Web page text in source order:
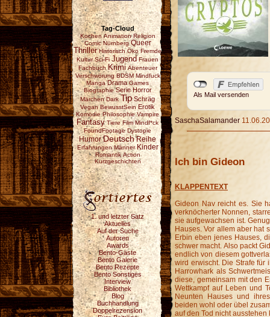
Tag-Cloud
Kochen Animation Religion
Comic Nürnberg Queer
Thriller Historisch Öko Fremde
Kultur Sci-Fi Jugend Frauen
Fachbuch Krimi Abenteuer
Verschwörung BDSM Mindfuck
Manga Drama Games
Biographie Serie Horror
Märchen Dark Tip Schräg
Vegan BewusstSein Erotik
Komödie Philosophie Vampire
Fantasy Tiere Film Mindf*ck
FoundFootage Dystopie
Humor Deutsch Reihe
Erfahrungen Männer Kinder
Romantik Action
Kurzgeschichten
1. und letzter Satz
Aktuelles
Auf der Suche
Autoren
Awards
Bento-Gäste
Bento Galerie
Bento Rezepte
Bento Sonstiges
Interview
Bibliothek
Blog
Buchhandlung
Doppelrezension
Als Mail versenden
SaschaSalamander
Ich bin Gideon
KLAPPENTEXT
Gideon Nav reicht es. Sie
verknöcherter Nonnen,
sie aufgewachsen ist.
Hauses. Vor allem aber hat
Erbin eben jenes Hauses,
schwer macht. Also packt
endlich von diesem
wird erwischt. Die Strafe für
Harrowhark als
diese, gemeinsam mit den
Wettkampf auf Leben und
Neunten Hauses und
beiden wohl oder übel
auf den Tod nicht ausstehen